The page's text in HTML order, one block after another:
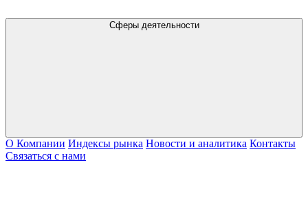
Сферы деятельности
О Компании Индексы рынка Новости и аналитика Контакты
Связаться с нами